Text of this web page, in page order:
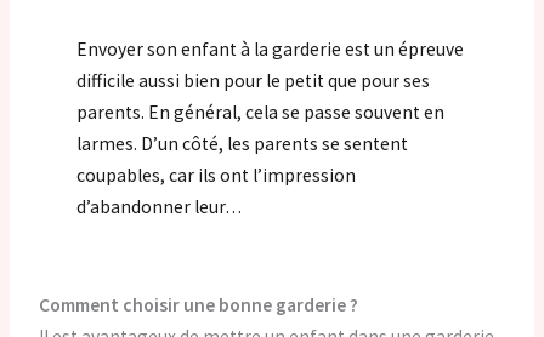
Envoyer son enfant à la garderie est un épreuve
difficile aussi bien pour le petit que pour ses
parents. En général, cela se passe souvent en
larmes. D’un côté, les parents se sentent
coupables, car ils ont l’impression
d’abandonner leur…
Comment choisir une bonne garderie ?